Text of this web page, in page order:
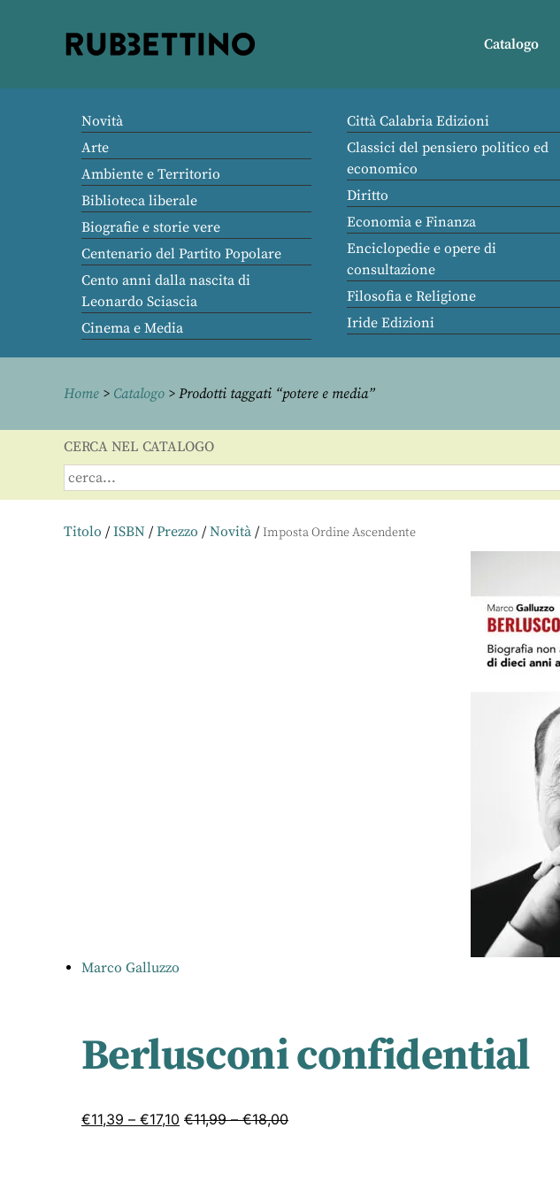
Catalogo
Novità
Arte
Ambiente e Territorio
Biblioteca liberale
Biografie e storie vere
Centenario del Partito Popolare
Cento anni dalla nascita di
Leonardo Sciascia
Cinema e Media
Città Calabria Edizioni
Classici del pensiero politico ed
economico
Diritto
Economia e Finanza
Enciclopedie e opere di
consultazione
Filosofia e Religione
Iride Edizioni
Home > Catalogo > Prodotti taggati “potere e media”
CERCA NEL CATALOGO
Titolo / ISBN / Prezzo / Novità /
Marco Galluzzo
Berlusconi confidential
€11,39 – €17,10 €11,99–€18,00